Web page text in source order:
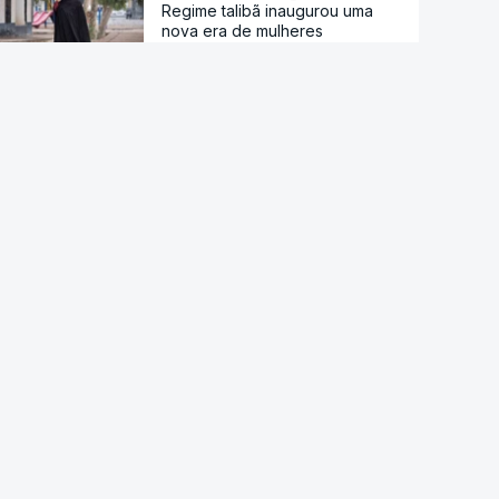
Regime talibã inaugurou uma
nova era de mulheres